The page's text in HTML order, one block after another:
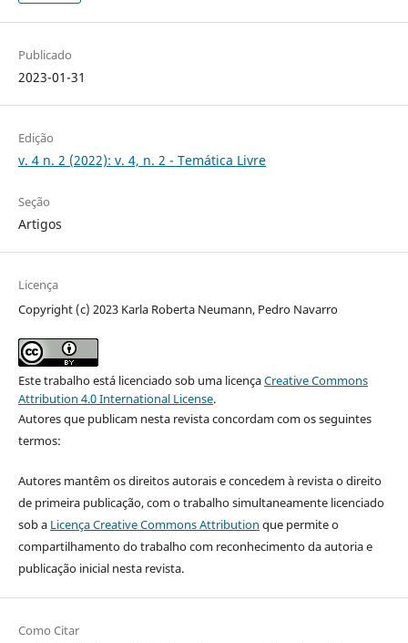
Publicado
2023-01-31
Edição
v. 4 n. 2 (2022): v. 4, n. 2 - Temática Livre
Seção
Artigos
Licença
Copyright (c) 2023 Karla Roberta Neumann, Pedro Navarro
Este trabalho está licenciado sob uma licençaCreative Commons
Attribution 4.0 International License.
Autores que publicam nesta revista concordam com os seguintes
termos:
Autores mantêm os direitos autorais e concedem à revista o direito
de primeira publicação, com o trabalho simultaneamente licenciado
sob a Licença Creative Commons Attribution que permite o
compartilhamento do trabalho com reconhecimento da autoria e
publicação inicial nesta revista.
Como Citar